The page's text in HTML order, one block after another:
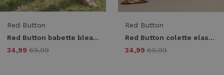
Red Button
Red Button babette bleach srb4426 ss26 Flare bleach-l33
34,99 69,99
Red Button
Red Button colette elastic waistband denim srb4758 Loose fit lightstone-l33
34,99 69,99